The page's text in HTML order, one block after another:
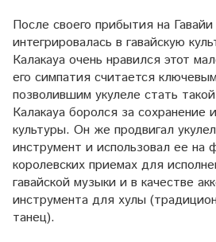
После своего прибытия на
интегрировалась в гавайскую
Калакауа очень нравился этот
его симпатия считается
позволившим укулеле стать
Калакауа боролся за сохранение
культуры. Он же продвигал
инструмент и использовал ее на
королевских приемах для
гавайской музыки и в качестве
инструмента для хулы
танец).